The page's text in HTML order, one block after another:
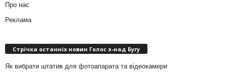
Про нас
Реклама
Стрічка останніх новин Голос з-над Бугу
Як вибрати штатив для фотоапарата та відеокамери